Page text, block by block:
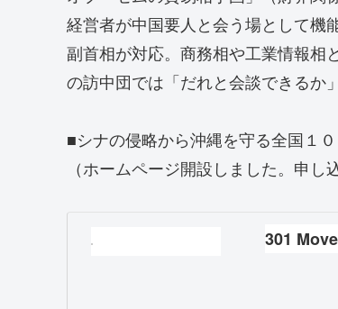
経営者が中国要人と会う場として機
副首相が対応。商務相や工業情報相
の訪中団では「だれと会談できるか
■シナの侵略から沖縄を守る全国１
（ホームページ開設しました。申し
301